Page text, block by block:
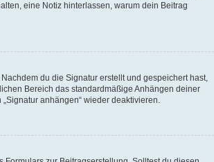
eine Notiz hinterlassen, warum dein Beitrag
du die Signatur erstellt und gespeichert hast,
Bereich das standardmäßige Anhängen deiner
anhängen“ wieder deaktivieren.